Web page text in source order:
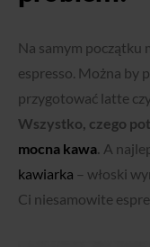
Na samym początku
espresso. Można by
przygotować latte
Wszystko, czego
mocna kawa. A
kawiarka – włoski
Ci niesamowite